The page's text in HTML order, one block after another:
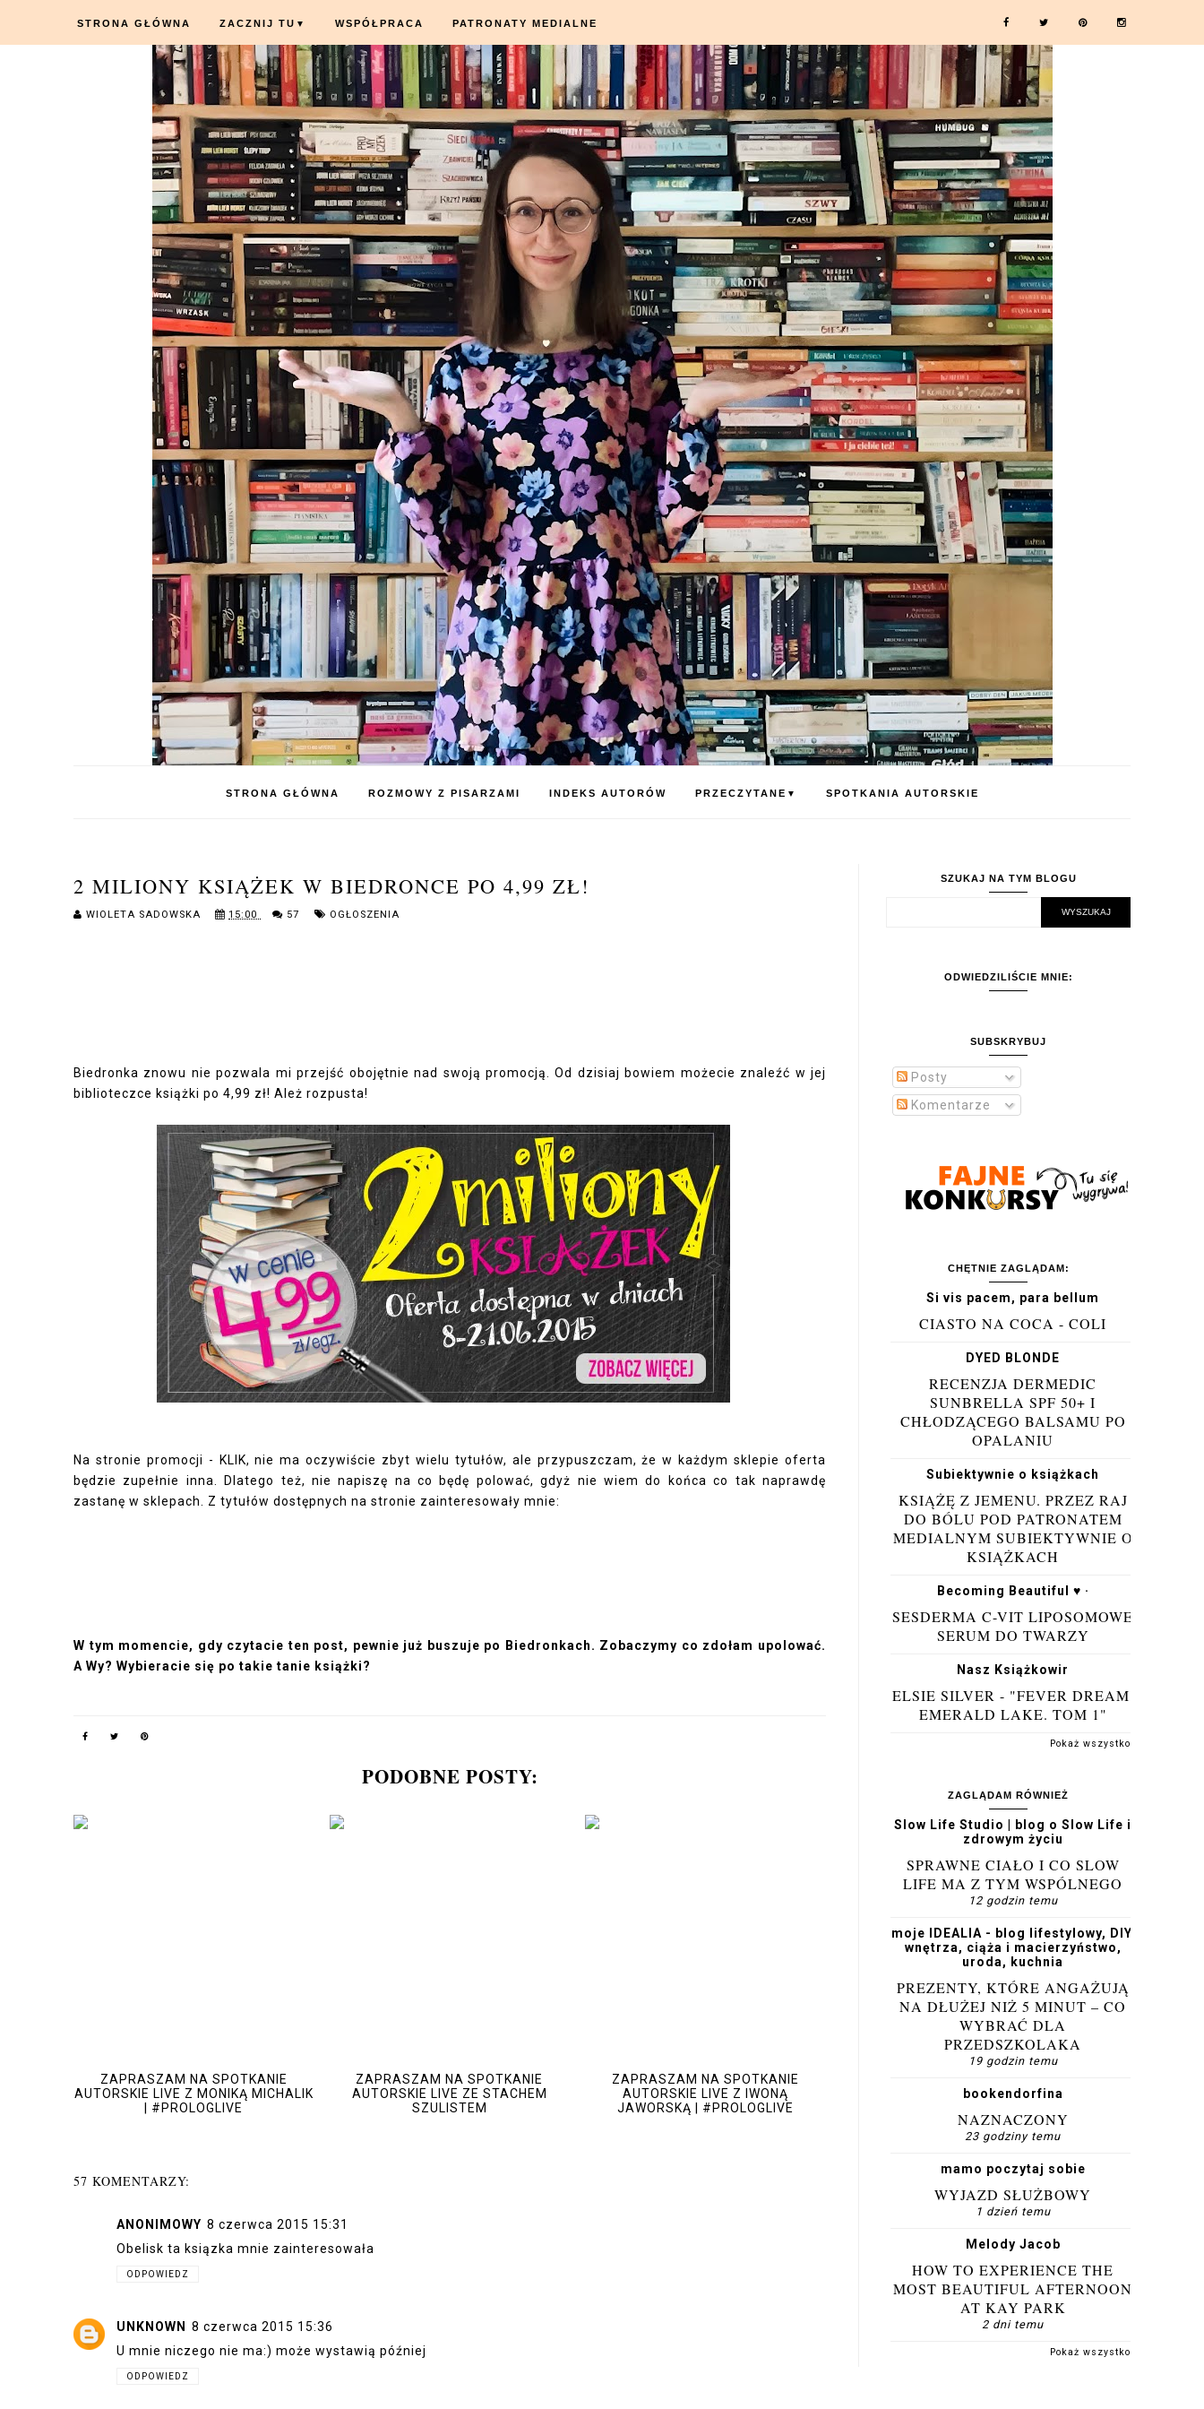
STRONA GŁÓWNA ZACZNIJ TU ▼ WSPÓŁPRACA PATRONATY MEDIALNE
STRONA GŁÓWNA ROZMOWY Z PISARZAMI INDEKS AUTORÓW PRZECZYTANE ▼ SPOTKANIA AUTORSKIE
2 MILIONY KSIĄŻEK W BIEDRONCE PO 4,99 ZŁ!
WIOLETA SADOWSKA 15:00 57 OGŁOSZENIA
Biedronka znowu nie pozwala mi przejść obojętnie nad swoją promocją. Od dzisiaj bowiem możecie znaleźć w jej
biblioteczce książki po 4,99 zł! Ależ rozpusta!
Na stronie promocji - KLIK, nie ma oczywiście zbyt wielu tytułów, ale przypuszczam, że w każdym sklepie oferta
będzie zupełnie inna. Dlatego też, nie napiszę na co będę polować, gdyż nie wiem do końca co tak naprawdę
zastanę w sklepach. Z tytułów dostępnych na stronie zainteresowały mnie:
W tym momencie, gdy czytacie ten post, pewnie już buszuje po Biedronkach. Zobaczymy co zdołam upolować.
A Wy? Wybieracie się po takie tanie książki?
PODOBNE POSTY:
ZAPRASZAM NA SPOTKANIE
AUTORSKIE LIVE Z MONIKĄ MICHALIK
| #PROLOGLIVE
ZAPRASZAM NA SPOTKANIE
AUTORSKIE LIVE ZE STACHEM
SZULISTEM
ZAPRASZAM NA SPOTKANIE
AUTORSKIE LIVE Z IWONĄ
JAWORSKĄ | #PROLOGLIVE
57 KOMENTARZY:
ANONIMOWY 8 czerwca 2015 15:31
Obelisk ta ksiązka mnie zainteresowała
ODPOWIEDZ
UNKNOWN
8 czerwca 2015 15:36
U mnie niczego nie ma:) może wystawią później
ODPOWIEDZ
SZUKAJ NA TYM BLOGU
ODWIEDZILIŚCIE MNIE:
SUBSKRYBUJ
Posty
Komentarze
CHĘTNIE ZAGLĄDAM:
Si vis pacem, para bellum
CIASTO NA COCA - COLI
DYED BLONDE
RECENZJA DERMEDIC
SUNBRELLA SPF 50+ I
CHŁODZĄCEGO BALSAMU PO
OPALANIU
Subiektywnie o książkach
KSIĄŻĘ Z JEMENU. PRZEZ RAJ
DO BÓLU POD PATRONATEM
MEDIALNYM SUBIEKTYWNIE O
KSIĄŻKACH
Becoming Beautiful ♥ ·
SESDERMA C-VIT LIPOSOMOWE
SERUM DO TWARZY
Nasz Książkowir
ELSIE SILVER - "FEVER DREAM.
EMERALD LAKE. TOM 1"
Pokaż wszystko
ZAGLĄDAM RÓWNIEŻ
Slow Life Studio | blog o Slow Life i
zdrowym życiu
SPRAWNE CIAŁO I CO SLOW
LIFE MA Z TYM WSPÓLNEGO
12 godzin temu
moje IDEALIA - blog lifestylowy, DIY,
wnętrza, ciąża i macierzyństwo,
uroda, kuchnia
PREZENTY, KTÓRE ANGAŻUJĄ
NA DŁUŻEJ NIŻ 5 MINUT – CO
WYBRAĆ DLA
PRZEDSZKOLAKA
19 godzin temu
bookendorfina
NAZNACZONY
23 godziny temu
mamo poczytaj sobie
WYJAZD SŁUŻBOWY
1 dzień temu
Melody Jacob
HOW TO EXPERIENCE THE
MOST BEAUTIFUL AFTERNOON
AT KAY PARK
2 dni temu
Pokaż wszystko